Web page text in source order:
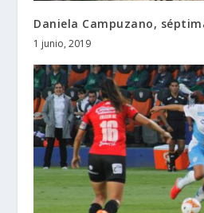
Daniela Campuzano,
1 junio, 2019